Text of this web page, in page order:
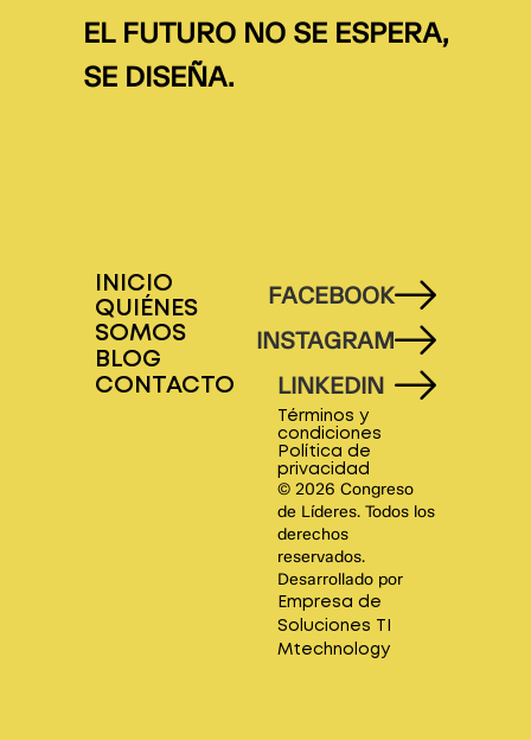
EL FUTURO NO SE ESPERA,
SE DISEÑA.
INICIO
QUIÉNES
SOMOS
BLOG
CONTACTO
FACEBOOK
INSTAGRAM
LINKEDIN
Términos y
condiciones
Política de
privacidad
© 2026 Congreso
de Líderes. Todos los
derechos
reservados.
Desarrollado por
Empresa de
Soluciones TI
Mtechnology